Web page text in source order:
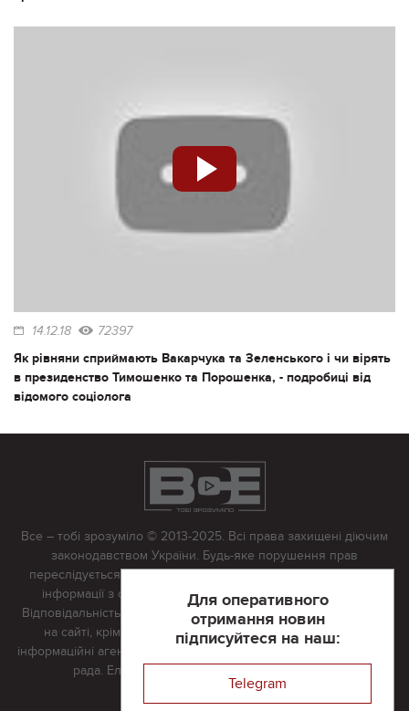
14.12.18 72397
Як рівняни сприймають Вакарчука та Зеленського і чи вірять
в президенство Тимошенко та Порошенка, - подробиці від
відомого соціолога
Для оперативного
отримання новин
підписуйтеся на наш:
Telegram
Все – тобі зрозуміло © 2013-2025. Всі права захищені діючим
законодавством України. Будь-яке порушення прав
переслідується в судовому порядку. Будь-яке відтворення
інформації з сайту тільки з письмово дозволу редакції.
Відповідальність за достовірність усіх матеріалів, розміщених
на сайті, крім матеріалів, які містять посилання на інші
інформаційні агентства або інтернет-видання, несе редакційна
рада. Електронна пошта: